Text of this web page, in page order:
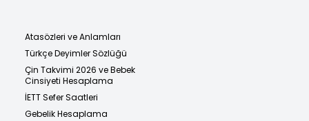
Atasözleri ve Anlamları
Türkçe Deyimler Sözlüğü
Çin Takvimi 2026 ve Bebek
Cinsiyeti Hesaplama
İETT Sefer Saatleri
Gebelik Hesaplama